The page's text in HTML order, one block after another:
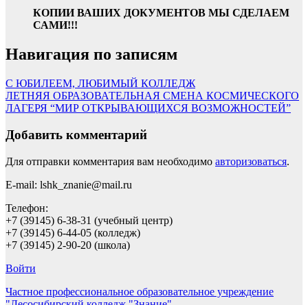
КОПИИ ВАШИХ ДОКУМЕНТОВ МЫ СДЕЛАЕМ
САМИ!!!
Навигация по записям
С ЮБИЛЕЕМ, ЛЮБИМЫЙ КОЛЛЕДЖ
ЛЕТНЯЯ ОБРАЗОВАТЕЛЬНАЯ СМЕНА КОСМИЧЕСКОГО
ЛАГЕРЯ “МИР ОТКРЫВАЮЩИХСЯ ВОЗМОЖНОСТЕЙ”
Добавить комментарий
Для отправки комментария вам необходимо авторизоваться.
E-mail: lshk_znanie@mail.ru
Телефон:
+7 (39145) 6-38-31 (учебный центр)
+7 (39145) 6-44-05 (колледж)
+7 (39145) 2-90-20 (школа)
Войти
Частное профессиональное образовательное учреждение